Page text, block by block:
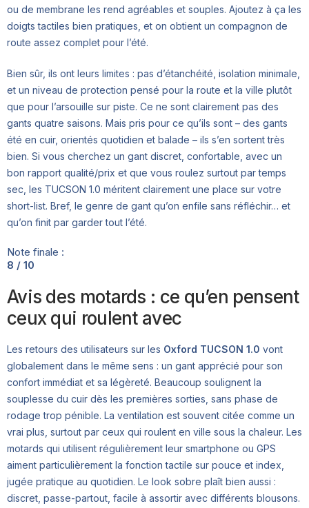
ou de membrane les rend agréables et souples. Ajoutez à ça les
doigts tactiles bien pratiques, et on obtient un compagnon de
route assez complet pour l’été.
Bien sûr, ils ont leurs limites : pas d’étanchéité, isolation minimale,
et un niveau de protection pensé pour la route et la ville plutôt
que pour l’arsouille sur piste. Ce ne sont clairement pas des
gants quatre saisons. Mais pris pour ce qu’ils sont – des gants
été en cuir, orientés quotidien et balade – ils s’en sortent très
bien. Si vous cherchez un gant discret, confortable, avec un
bon rapport qualité/prix et que vous roulez surtout par temps
sec, les TUCSON 1.0 méritent clairement une place sur votre
short-list. Bref, le genre de gant qu’on enfile sans réfléchir… et
qu’on finit par garder tout l’été.
Note finale :
8 / 10
Avis des motards : ce qu’en pensent
ceux qui roulent avec
Les retours des utilisateurs sur les Oxford TUCSON 1.0 vont
globalement dans le même sens : un gant apprécié pour son
confort immédiat et sa légèreté. Beaucoup soulignent la
souplesse du cuir dès les premières sorties, sans phase de
rodage trop pénible. La ventilation est souvent citée comme un
vrai plus, surtout par ceux qui roulent en ville sous la chaleur. Les
motards qui utilisent régulièrement leur smartphone ou GPS
aiment particulièrement la fonction tactile sur pouce et index,
jugée pratique au quotidien. Le look sobre plaît bien aussi :
discret, passe-partout, facile à assortir avec différents blousons.